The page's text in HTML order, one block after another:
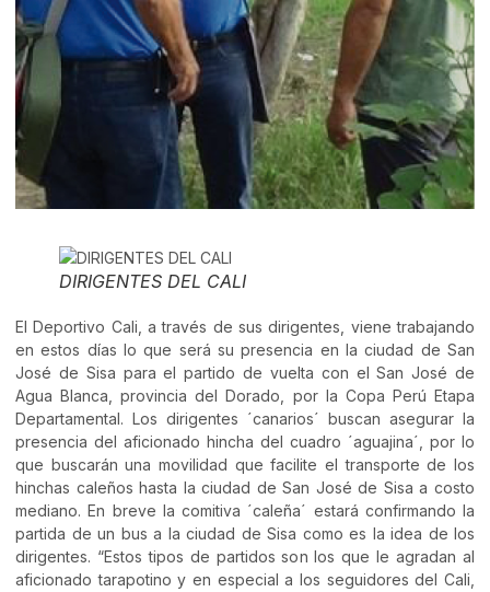
DIRIGENTES DEL CALI
El Deportivo Cali, a través de sus dirigentes, viene trabajando
en estos días lo que será su presencia en la ciudad de San
José de Sisa para el partido de vuelta con el San José de
Agua Blanca, provincia del Dorado, por la Copa Perú Etapa
Departamental. Los dirigentes ´canarios´ buscan asegurar la
presencia del aficionado hincha del cuadro ´aguajina´, por lo
que buscarán una movilidad que facilite el transporte de los
hinchas caleños hasta la ciudad de San José de Sisa a costo
mediano. En breve la comitiva ´caleña´ estará confirmando la
partida de un bus a la ciudad de Sisa como es la idea de los
dirigentes. “Estos tipos de partidos son los que le agradan al
aficionado tarapotino y en especial a los seguidores del Cali,